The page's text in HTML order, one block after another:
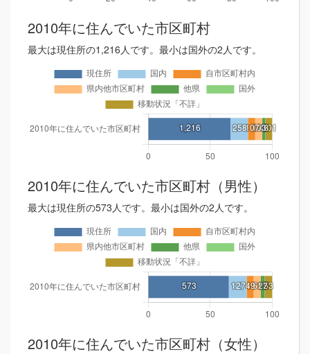
2010年に住んでいた市区町村
最大は現住所の1,216人です。最小は国外の2人です。
2010年に住んでいた市区町村（男性）
最大は現住所の573人です。最小は国外の2人です。
2010年に住んでいた市区町村（女性）